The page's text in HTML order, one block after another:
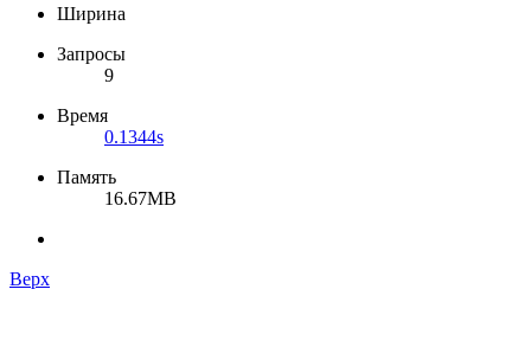
Ширина
Запросы
9
Время
0.1344s
Память
16.67MB
Верх